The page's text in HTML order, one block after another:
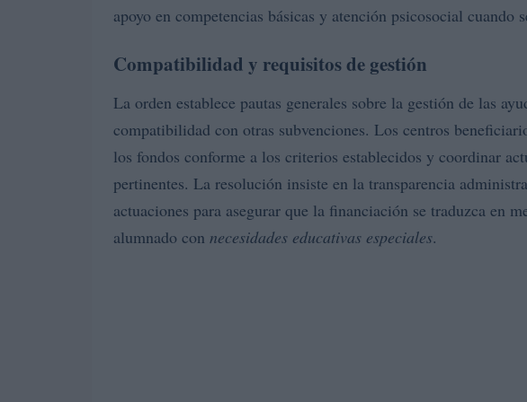
apoyo en competencias básicas y atención psicosocial cuando
Compatibilidad y requisitos de gestión
La orden establece pautas generales sobre la gestión de las
compatibilidad con otras subvenciones. Los centros
los fondos conforme a los criterios establecidos y coordinar
pertinentes. La resolución insiste en la transparencia
actuaciones para asegurar que la financiación se traduzca en
alumnado con necesidades educativas especiales.